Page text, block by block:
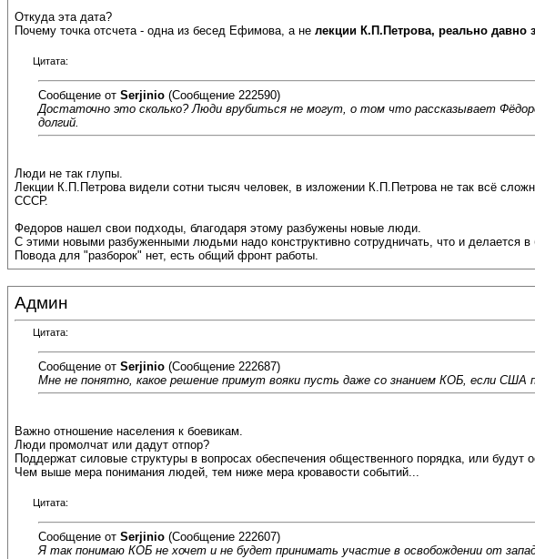
Откуда эта дата?
Почему точка отсчета - одна из бесед Ефимова, а не лекции К.П.Петрова, реально
Цитата:
Сообщение от Serjinio (Сообщение 222590)
Достаточно это сколько? Люди врубиться не могут, о том что рассказывает
долгий.
Люди не так глупы.
Лекции К.П.Петрова видели сотни тысяч человек, в изложении К.П.Петрова не так всё
СССР.
Федоров нашел свои подходы, благодаря этому разбужены новые люди.
С этими новыми разбуженными людьми надо конструктивно сотрудничать, что и делается в
Повода для "разборок" нет, есть общий фронт работы.
Админ
Цитата:
Сообщение от Serjinio (Сообщение 222687)
Мне не понятно, какое решение примут вояки пусть даже со знанием КОБ, если США
Важно отношение населения к боевикам.
Люди промолчат или дадут отпор?
Поддержат силовые структуры в вопросах обеспечения общественного порядка, или
Чем выше мера понимания людей, тем ниже мера кровавости событий...
Цитата:
Сообщение от Serjinio (Сообщение 222607)
Я так понимаю КОБ не хочет и не будет принимать участие в освобождении от